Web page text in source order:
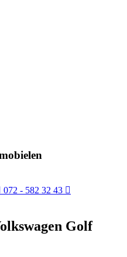
072 - 582 32 43
Golf